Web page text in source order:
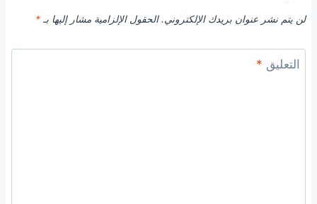
لن يتم نشر عنوان بريدك الإلكتروني. الحقول الإلزامية مشار إليها بـ *
التعليق *